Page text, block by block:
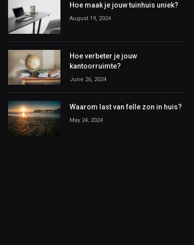
Hoe maak je jouw tuinhuis uniek?
August 19, 2024
Hoe verbeter je jouw
kantoorruimte?
June 26, 2024
Waarom last van felle zon in huis?
May 24, 2024